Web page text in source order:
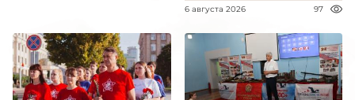
6 августа 2026 97